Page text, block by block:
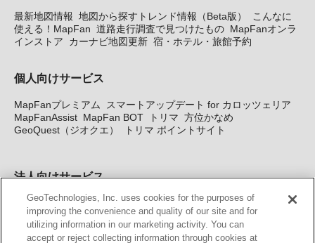
最新地図情報 地図から探すトレンド情報（Beta版）
こんなに
使える！MapFan 道路走行調査で見つけたもの MapFanオンラ
インストア
カーナビ地図更新 宿・ホテル・旅館予約
個人向けサービス
MapFanプレミアム
スマートアップデート for カロッツェリア
MapFanAssist MapFan BOT トリマ 方位かなめ
GeoQuest（ジオクエ）
トリマ ポイントサイト
法人向けサービス
法人向け地図・位置情報サービス WEBサイト・システム向け地
図API Windows PC向け地図開発キット MapFan DB 住所確認
サービス
MAP WORLD+ トリマ広告 Geo-Research
GeoTechnologies, Inc. uses cookies for the purposes of
improving the convenience and quality of our site and for
utilizing information in our marketing activity. You can
accept or reject collecting information through cookies at